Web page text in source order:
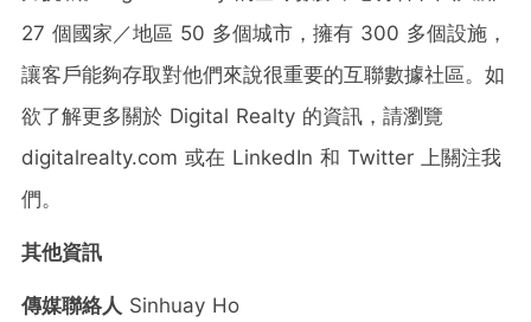
27 個國家／地區 50 多個城市，擁有 300 多個設施，
讓客戶能夠存取對他們來說很重要的互聯數據社區。如
欲了解更多關於 Digital Realty 的資訊，請瀏覽
digitalrealty.com 或在 LinkedIn 和 Twitter 上關注我
們。
其他資訊
傳媒聯絡人 Sinhuay Ho